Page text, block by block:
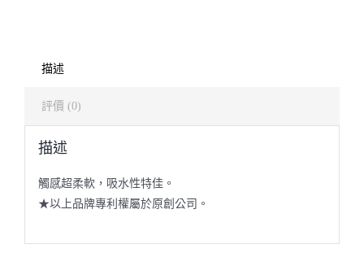
描述
評價 (0)
描述
觸感超柔軟，吸水性特佳。
★以上品牌專利權屬於原創公司。